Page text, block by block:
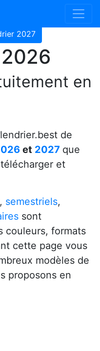
2027
en
de
et 2027 que
et
, semestriels,
sont
couleurs, formats
cette page vous
modèles de
proposons en